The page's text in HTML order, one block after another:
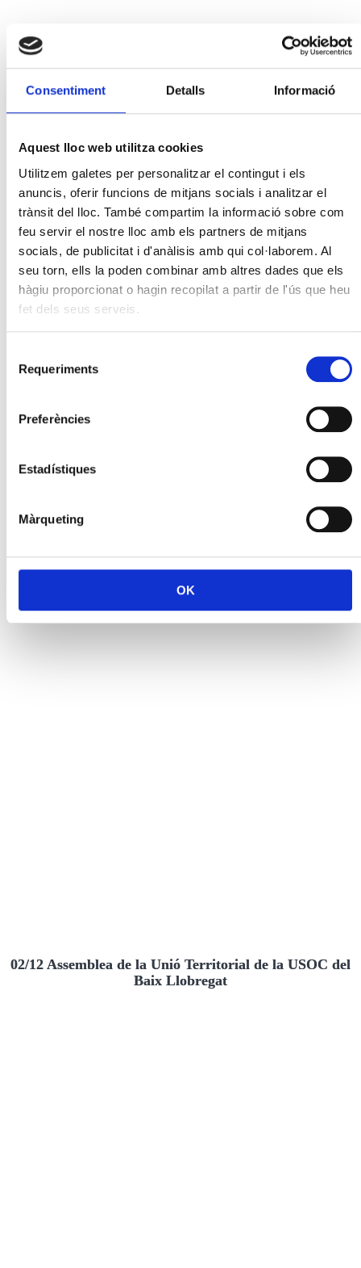
Consentiment Detalls Informació
Aquest lloc web utilitza cookies
Utilitzem galetes per personalitzar el contingut i els
anuncis, oferir funcions de mitjans socials i analitzar el
trànsit del lloc. També compartim la informació sobre com
feu servir el nostre lloc amb els partners de mitjans
socials, de publicitat i d'anàlisis amb qui col·laborem. Al
seu torn, ells la poden combinar amb altres dades que els
hàgiu proporcionat o hagin recopilat a partir de l'ús que heu
fet dels seus serveis.
Requeriments
Preferències
Estadístiques
Màrqueting
OK
02/12 Assemblea de la Unió Territorial de la USOC del
Baix Llobregat